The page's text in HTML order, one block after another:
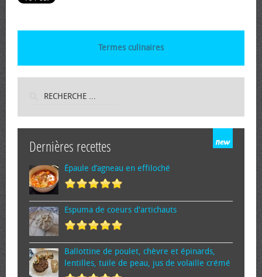
Termes culinaires
Dernières recettes
Épaule d’agneau en effiloché
Espuma de cœurs d'artichauts
Ballottine de poulet, chèvre et épinards,
lentilles, tuile de peau, jus de volaille crémé